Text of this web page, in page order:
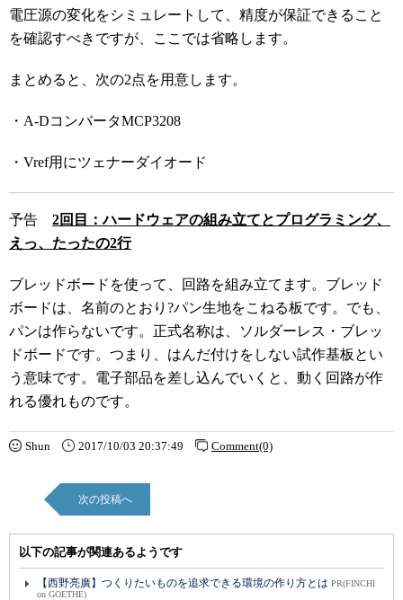
電圧源の変化をシミュレートして、精度が保証できること
を確認すべきですが、ここでは省略します。
まとめると、次の2点を用意します。
・A-DコンバータMCP3208
・Vref用にツェナーダイオード
予告 2回目：ハードウェアの組み立てとプログラミング、
えっ、たったの2行
ブレッドボードを使って、回路を組み立てます。ブレッド
ボードは、名前のとおり?パン生地をこねる板です。でも、
パンは作らないです。正式名称は、ソルダーレス・ブレッ
ドボードです。つまり、はんだ付けをしない試作基板とい
う意味です。電子部品を差し込んでいくと、動く回路が作
れる優れものです。
Shun 2017/10/03 20:37:49 Comment(0)
次の投稿へ
以下の記事が関連あるようです
【西野亮廣】つくりたいものを追求できる環境の作り方とは PR(FINCHI
on GOETHE)